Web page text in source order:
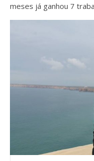
meses já ganhou 7